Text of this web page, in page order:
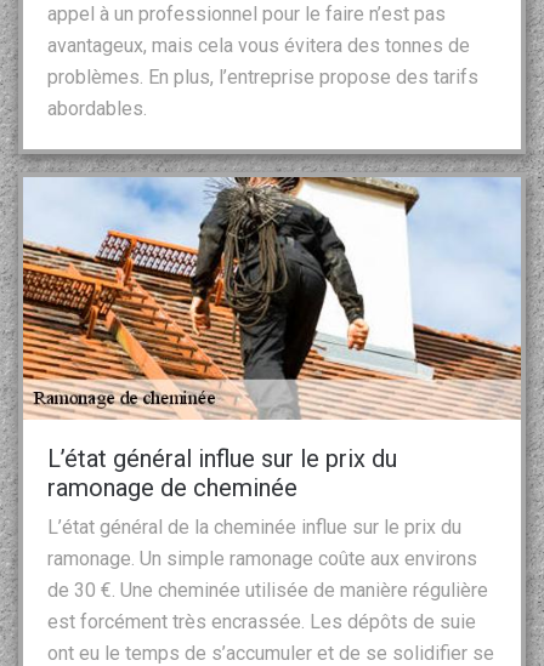
appel à un professionnel pour le faire n’est pas
avantageux, mais cela vous évitera des tonnes de
problèmes. En plus, l’entreprise propose des tarifs
abordables.
L’état général influe sur le prix du
ramonage de cheminée
L’état général de la cheminée influe sur le prix du
ramonage. Un simple ramonage coûte aux environs
de 30 €. Une cheminée utilisée de manière régulière
est forcément très encrassée. Les dépôts de suie
ont eu le temps de s’accumuler et de se solidifier se